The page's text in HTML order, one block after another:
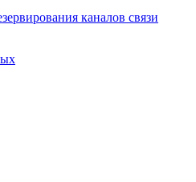
каналов связи